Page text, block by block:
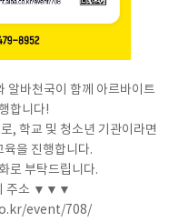
알바천국이 함께 아르바이트
합니다!
, 학교 및 청소년 기관이라면
을 진행합니다.
로 부탁드립니다.
주소 ▼▼▼
event/708/